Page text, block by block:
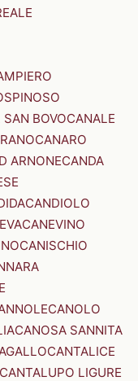
SAN BOVOCANALE
CANARO
ARNONECANDA
CANDIOLO
CANEVINO
CANISCHIO
CANOLO
CANOSA SANNITA
CANTALICE
CANTALUPO LIGURE